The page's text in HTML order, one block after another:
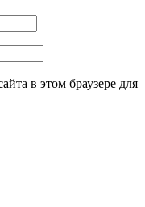
в этом браузере для